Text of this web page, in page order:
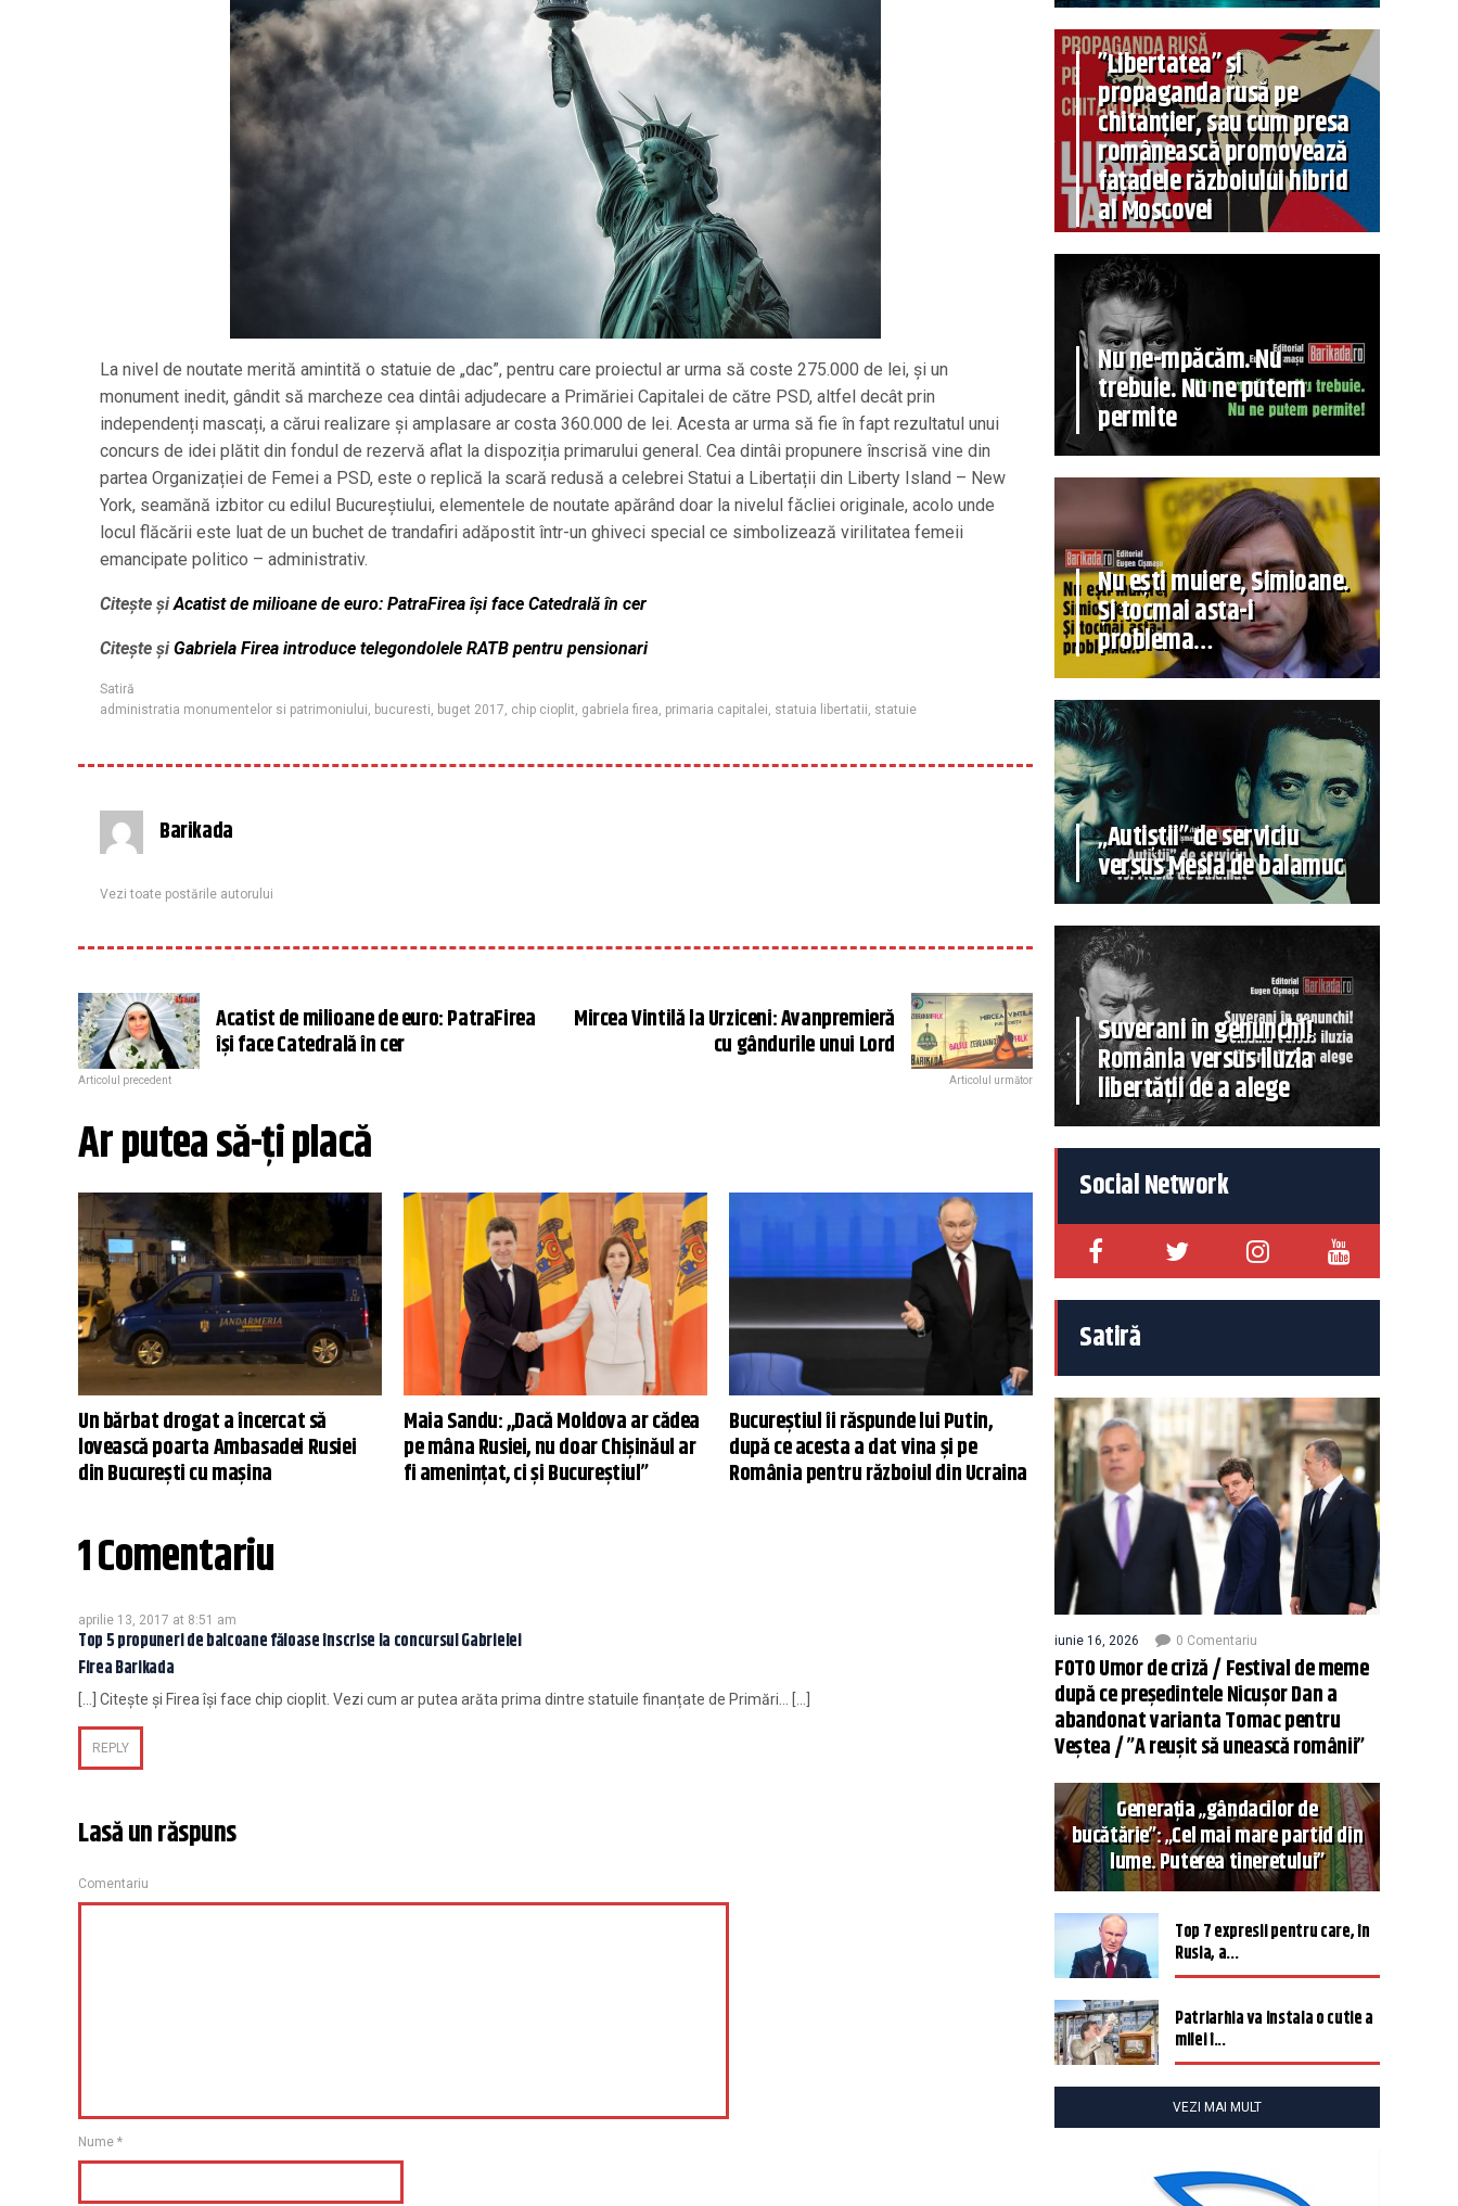
La nivel de noutate merită amintită o statuie de „dac”, pentru care proiectul ar urma să coste 275.000 de lei, și un
monument inedit, gândit să marcheze cea dintâi adjudecare a Primăriei Capitalei de către PSD, altfel decât prin
independenți mascați, a cărui realizare și amplasare ar costa 360.000 de lei. Acesta ar urma să fie în fapt rezultatul unui
concurs de idei plătit din fondul de rezervă aflat la dispoziția primarului general. Cea dintâi propunere înscrisă vine din
partea Organizației de Femei a PSD, este o replică la scară redusă a celebrei Statui a Libertații din Liberty Island – New
York, seamănă izbitor cu edilul Bucureștiului, elementele de noutate apărând doar la nivelul făcliei originale, acolo unde
locul flăcării este luat de un buchet de trandafiri adăpostit într-un ghiveci special ce simbolizează virilitatea femeii
emancipate politico – administrativ.
Citește șiAcatist de milioane de euro: PatraFirea își face Catedrală în cer
Citește șiGabriela Firea introduce telegondolele RATB pentru pensionari
Satiră
administratia monumentelor si patrimoniului, bucuresti, buget 2017, chip cioplit, gabriela firea, primaria capitalei, statuia libertatii, statuie
Barikada
Vezi toate postările autorului
Acatist de milioane de euro: PatraFirea
își face Catedrală în cer
Articolul precedent
Mircea Vintilă la Urziceni: Avanpremieră
cu gândurile unui Lord
Articolul următor
Ar putea să-ți placă
Un bărbat drogat a încercat să
lovească poarta Ambasadei Rusiei
din București cu mașina
Maia Sandu: ,,Dacă Moldova ar cădea
pe mâna Rusiei, nu doar Chișinăul ar
fi amenințat, ci și Bucureștiul”
Bucureștiul îi răspunde lui Putin,
după ce acesta a dat vina și pe
România pentru războiul din Ucraina
1 Comentariu
aprilie 13, 2017 at 8:51 am
Top 5 propuneri de balcoane făloase înscrise la concursul Gabrielei
Firea Barikada
[…] Citește și Firea își face chip cioplit. Vezi cum ar putea arăta prima dintre statuile finanțate de Primări… […]
REPLY
Lasă un răspuns
Comentariu
Nume *
”Libertatea” și
propaganda rusă pe
chitanțier, sau cum presa
românească promovează
fațadele războiului hibrid
al Moscovei
Nu ne-mpăcăm. Nu
trebuie. Nu ne putem
permite
Nu ești muiere, Simioane.
Și tocmai asta-i
problema…
„Autiștii” de serviciu
versus Mesia de balamuc
Suverani în genunchi!
România versus iluzia
libertății de a alege
Social Network
Satiră
iunie 16, 2026 0 Comentariu
FOTO Umor de criză / Festival de meme
după ce președintele Nicușor Dan a
abandonat varianta Tomac pentru
Veștea / ”A reușit să unească românii”
Generația „gândacilor de
bucătărie”: „Cel mai mare partid din
lume. Puterea tineretului”
Top 7 expresii pentru care, în
Rusia, a...
Patriarhia va instala o cutie a
milei î...
VEZI MAI MULT